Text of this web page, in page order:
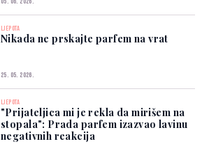
05. 06. 2026.
LJEPOTA
Nikada ne prskajte parfem na vrat
25. 05. 2026.
LJEPOTA
"Prijateljica mi je rekla da mirišem na
stopala": Prada parfem izazvao lavinu
negativnih reakcija